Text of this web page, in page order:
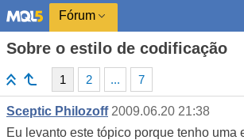
Fórum
Sobre o estilo de codificação
1 2 ... 7
Sceptic Philozoff 2009.06.20 21:38
Eu levanto este tópico porque tenho uma